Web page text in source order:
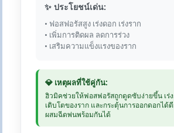
✨ ประโยชน์เด่น:
• ฟอสฟอรัสสูง เร่งดอก เร่งราก
• เพิ่มการติดผล ลดการร่วง
• เสริมความแข็งแรงของราก
💎 เหตุผลที่ใช้คู่กัน:
ฮิวมิคช่วยให้ฟอสฟอรัสถูกดูดซับง่ายขึ้น เร่
เติบโตของราก และกระตุ้นการออกดอกได้
ผสมฉีดพ่นพร้อมกันได้